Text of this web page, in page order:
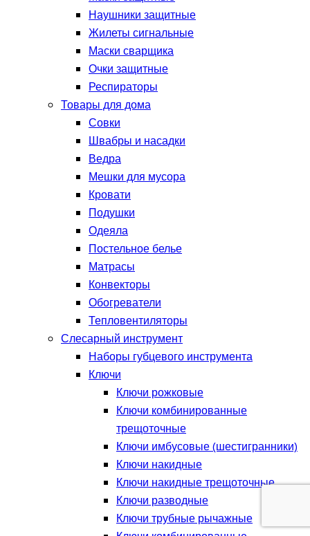
Наушники защитные
Жилеты сигнальные
Маски сварщика
Очки защитные
Респираторы
Товары для дома
Совки
Швабры и насадки
Ведра
Мешки для мусора
Кровати
Подушки
Одеяла
Постельное белье
Матрасы
Конвекторы
Обогреватели
Тепловентиляторы
Слесарный инструмент
Наборы губцевого инструмента
Ключи
Ключи рожковые
Ключи комбинированные
трещоточные
Ключи имбусовые (шестигранники)
Ключи накидные
Ключи накидные трещоточные
Ключи разводные
Ключи трубные рычажные